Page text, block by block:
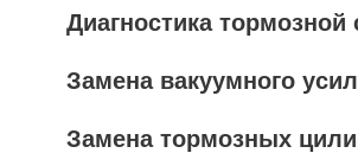
Диагностика тормозной
Замена вакуумного
Замена тормозных